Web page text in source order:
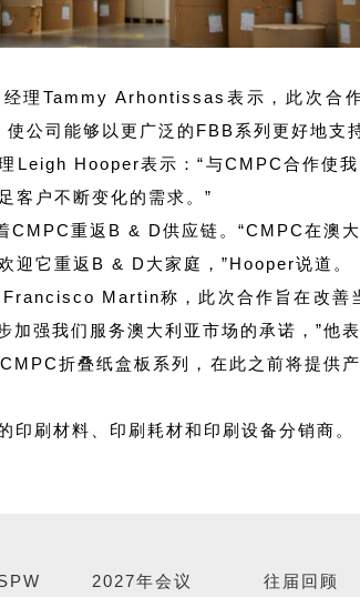
理Tammy Arhontissas表示，此次合
公司能够以更广泛的FBB系列更好地支
Leigh Hooper表示：“与CMPC合作使
客户不断变化的需求。”
CMPC重返B & D供应链。“CMPC在澳
迎它重返B & D大家庭，”Hooper说道。
Martin称，此次合作旨在改善
强我们服务澳大利亚市场的承诺，”他表
折叠纸盒板系列，在此之前将提供
印刷材料、印刷耗材和印刷设备分销商。
2027年会议 往届回顾